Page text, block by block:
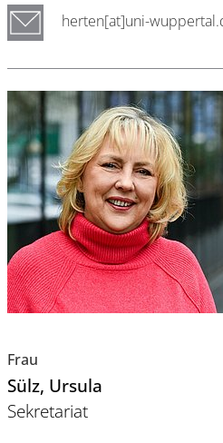
herten[at]uni-
Frau
Sülz, Ursula
Sekretariat